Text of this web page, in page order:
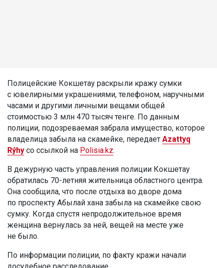
Полицейские Кокшетау раскрыли кражу сумки
с ювелирными украшениями, телефоном, наручными
часами и другими личными вещами общей
стоимостью 3 млн 470 тысяч тенге. По данным
полиции, подозреваемая забрала имущество, которое
владелица забыла на скамейке, передает Azattyq
Rýhy со ссылкой на Polisia.kz.
В дежурную часть управления полиции Кокшетау
обратилась 70-летняя жительница областного центра.
Она сообщила, что после отдыха во дворе дома
по проспекту Абылай хана забыла на скамейке свою
сумку. Когда спустя непродолжительное время
женщина вернулась за ней, вещей на месте уже
не было.
По информации полиции, по факту кражи начали